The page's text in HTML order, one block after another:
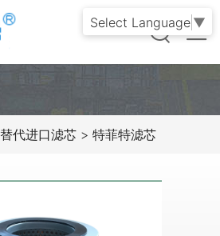
替代进口滤芯 > 特菲特滤芯
Select Language ▼